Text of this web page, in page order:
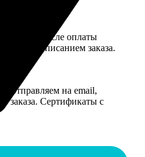
картой. После оплаты
email с описанием заказа.
отправляем на email,
заказа. Сертификаты с